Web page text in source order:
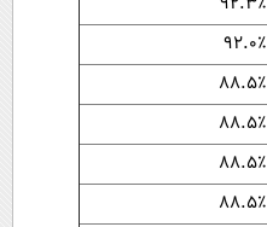
۹۲.۰٪
۸۸.۵٪
۸۸.۵٪
۸۸.۵٪
۸۸.۵٪